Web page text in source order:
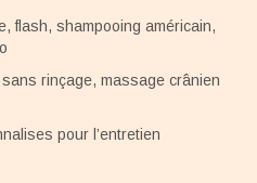
flash, shampooing américain,
rinçage, massage crânien
pour l’entretien